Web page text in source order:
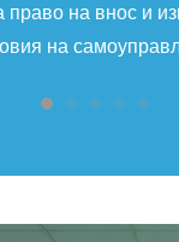
право на внос и
на